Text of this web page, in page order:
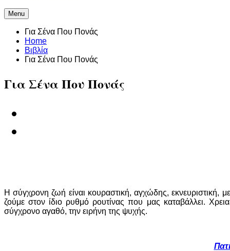
Menu
Για Σένα Που Πονάς
Home
Βιβλία
Για Σένα Που Πονάς
Για Σένα Που Πονάς
Η σύγχρονη ζωή είναι κουραστική, αγχώδης, εκνευριστική,
ζούμε στον ίδιο ρυθμό ρουτίνας που μας καταβάλλει.
σύγχρονο αγαθό, την ειρήνη της ψυχής.